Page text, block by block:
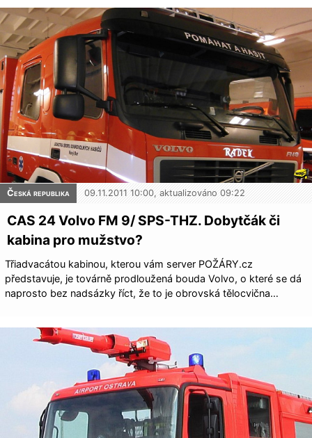
Česká republika 09.11.2011 10:00, aktualizováno 09:22
CAS 24 Volvo FM 9/ SPS-THZ. Dobytčák či
kabina pro mužstvo?
Třiadvacátou kabinou, kterou vám server POŽÁRY.cz
představuje, je továrně prodloužená bouda Volvo, o které se dá
naprosto bez nadsázky říct, že to je obrovská tělocvična…